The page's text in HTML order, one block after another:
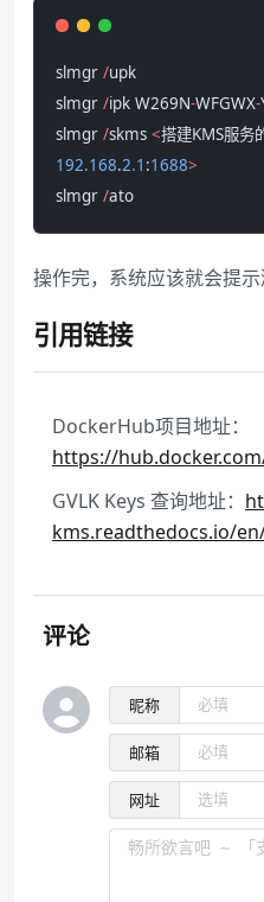
slmgr /upk
slmgr /ipk W269N-WFGWX-
slmgr /skms <搭建KMS服务
192.168.2.1 :1688>
slmgr /ato
操作完，系统应该就会提示
引用链接
DockerHub项目地址：
https://
GVLK Keys 查询地址：
kms.readthedocs.io/
评论
昵称
邮箱
网址